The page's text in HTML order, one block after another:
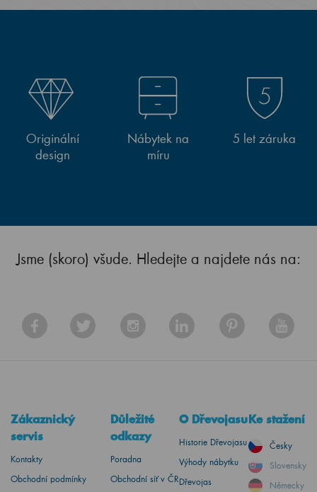
Originální
design
Nábytek na
míru
5 let záruka
Jsme (skoro) všude. Hledejte a najdete nás na:
Zákaznický
servis
Kontakty
Obchodní podmínky
Důležité
odkazy
Poradna
Obchodní síť v ČR
O Dřevojasu
Historie Dřevojasu
Výhody nábytku
Dřevojas
Ke stažení
Česky
Slovensky
Německy